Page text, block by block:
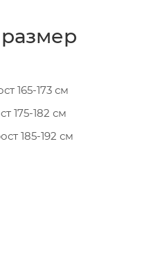
165-173 см
175-182 см
185-192 см